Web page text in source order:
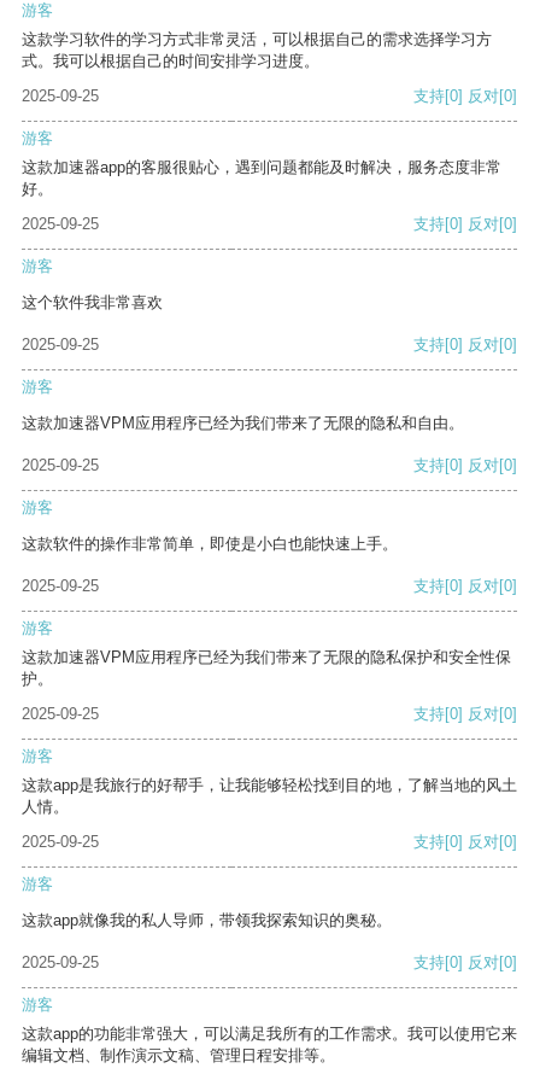
游客
这款学习软件的学习方式非常灵活，可以根据自己的需求选择学习方
式。我可以根据自己的时间安排学习进度。
2025-09-25
支持[0] 反对[0]
游客
这款加速器app的客服很贴心，遇到问题都能及时解决，服务态度非常
好。
2025-09-25
支持[0] 反对[0]
游客
这个软件我非常喜欢
2025-09-25 支持[0] 反对[0]
游客
这款加速器VPM应用程序已经为我们带来了无限的隐私和自由。
2025-09-25 支持[0] 反对[0]
游客
这款软件的操作非常简单，即使是小白也能快速上手。
2025-09-25 支持[0] 反对[0]
游客
这款加速器VPM应用程序已经为我们带来了无限的隐私保护和安全性保
护。
2025-09-25
支持[0] 反对[0]
游客
这款app是我旅行的好帮手，让我能够轻松找到目的地，了解当地的风土
人情。
2025-09-25
支持[0] 反对[0]
游客
这款app就像我的私人导师，带领我探索知识的奥秘。
2025-09-25 支持[0] 反对[0]
游客
这款app的功能非常强大，可以满足我所有的工作需求。我可以使用它来
编辑文档、制作演示文稿、管理日程安排等。